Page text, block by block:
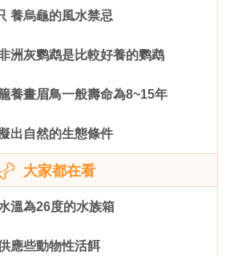
養烏龜的風水禁忌
洲灰鹦鹉是比較好養的鹦鹉
養畫眉鳥一般壽命為8~15年
出自然的生態條件
大家都在看
溫為26度的水族箱
應些動物性活餌